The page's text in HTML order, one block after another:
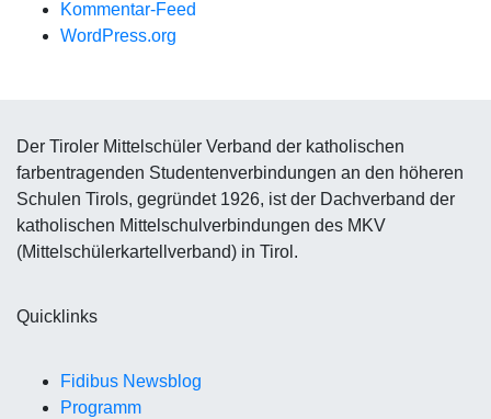
Kommentar-Feed
WordPress.org
Der Tiroler Mittelschüler Verband der katholischen
farbentragenden Studentenverbindungen an den höheren
Schulen Tirols, gegründet 1926, ist der Dachverband der
katholischen Mittelschulverbindungen des MKV
(Mittelschülerkartellverband) in Tirol.
Quicklinks
Fidibus Newsblog
Programm